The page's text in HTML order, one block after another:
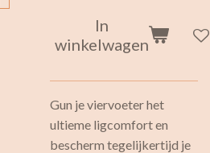
In
winkelwagen
Gun je viervoeter het
ultieme ligcomfort en
bescherm tegelijkertijd je